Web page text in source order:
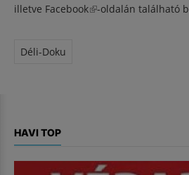
illetve Facebook(külső hivatkozás)
-oldalán található
Déli-Doku
HAVI TOP